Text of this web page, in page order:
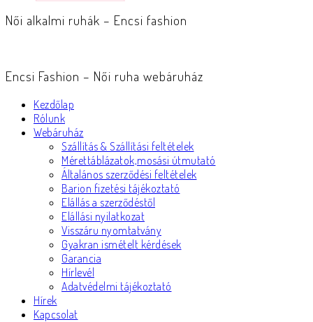
Női alkalmi ruhák – Encsi fashion
Encsi Fashion – Női ruha webáruház
Kezdőlap
Rólunk
Webáruház
Szállítás & Szállítási feltételek
Mérettáblázatok,mosási útmutató
Általános szerződési feltételek
Barion fizetési tájékoztató
Elállás a szerződéstől
Elállási nyilatkozat
Visszáru nyomtatvány
Gyakran ismételt kérdések
Garancia
Hírlevél
Adatvédelmi tájékoztató
Hírek
Kapcsolat